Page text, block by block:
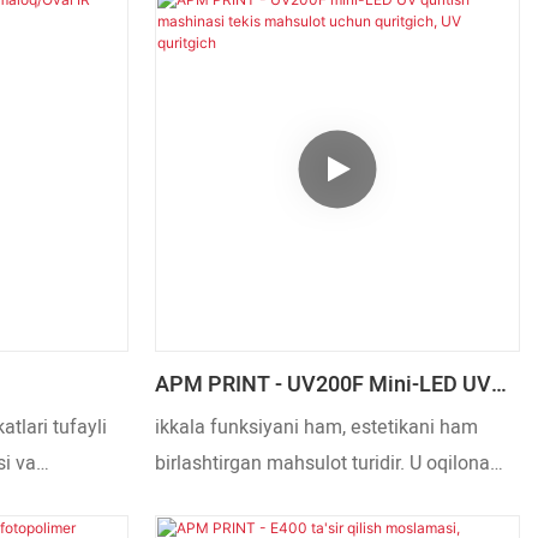
aniqlash
texnologiyalarimizni yangiladik. Bosib
chiqarish mashinalari qismlari sohasida
yuklash kamari ayniqsa qimmatlidir.
tufayli
va
APM PRINT - UV200F Mini-LED UV
Quritish Mashinasi Tekis Mahsulot
Uchun Quritgich, UV Quritgich
ikkala funksiyani ham, estetikani ham
birlashtirgan mahsulot turidir. U oqilona